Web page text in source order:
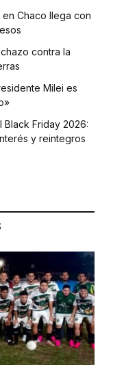
Chaco llega con
contra la
Milei es
Friday 2026:
y reintegros